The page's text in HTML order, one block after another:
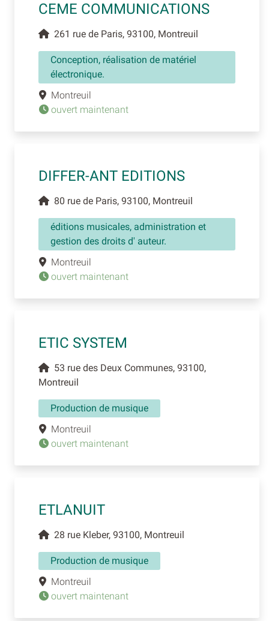
CEME COMMUNICATIONS
261 rue de Paris, 93100, Montreuil
Conception, réalisation de matériel
électronique.
Montreuil
ouvert maintenant
DIFFER-ANT EDITIONS
80 rue de Paris, 93100, Montreuil
éditions musicales, administration et
gestion des droits d' auteur.
Montreuil
ouvert maintenant
ETIC SYSTEM
53 rue des Deux Communes, 93100,
Montreuil
Production de musique
Montreuil
ouvert maintenant
ETLANUIT
28 rue Kleber, 93100, Montreuil
Production de musique
Montreuil
ouvert maintenant